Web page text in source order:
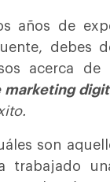
años de
debes
acerca de
marketing
son
trabajado